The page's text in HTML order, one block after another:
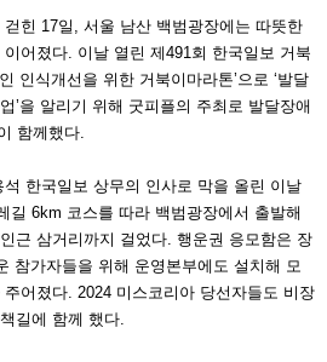
힌 17일, 서울 남산 백범광장에는 따뜻한
어졌다. 이날 열린 제491회 한국일보 거북
인식개선을 위한 거북이마라톤’으로 ‘발달
’을 알리기 위해 굿피플의 주최로 발달장애
함께했다.
한국일보 상무의 인사로 막을 올린 이날
길 6km 코스를 따라 백범광장에서 출발해
근 삼거리까지 걸었다. 행운권 응모함은 장
참가자들을 위해 운영본부에도 설치해 모
어졌다. 2024 미스코리아 당선자들도 비장
길에 함께 했다.